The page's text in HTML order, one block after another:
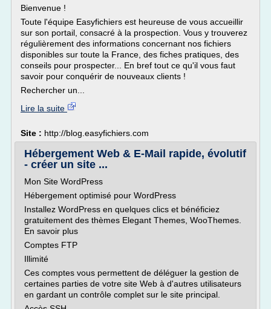
Bienvenue !
Toute l'équipe Easyfichiers est heureuse de vous accueillir
sur son portail, consacré à la prospection. Vous y trouverez
régulièrement des informations concernant nos fichiers
disponibles sur toute la France, des fiches pratiques, des
conseils pour prospecter... En bref tout ce qu'il vous faut
savoir pour conquérir de nouveaux clients !
Rechercher un...
Lire la suite
Site : http://blog.easyfichiers.com
Hébergement Web & E-Mail rapide, évolutif
- créer un site ...
Mon Site WordPress
Hébergement optimisé pour WordPress
Installez WordPress en quelques clics et bénéficiez
gratuitement des thèmes Elegant Themes, WooThemes.
En savoir plus
Comptes FTP
Illimité
Ces comptes vous permettent de déléguer la gestion de
certaines parties de votre site Web à d'autres utilisateurs
en gardant un contrôle complet sur le site principal.